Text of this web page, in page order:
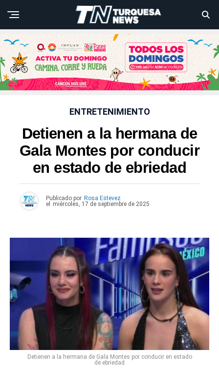
ENTRETENIMIENTO
Detienen a la hermana de
Gala Montes por conducir
en estado de ebriedad
Publicado por Rosa Estevez
el
miércoles, 17 de septiembre de 2025
Detienen a la hermana de Gala Montes por conducir en estado
de ebriedad